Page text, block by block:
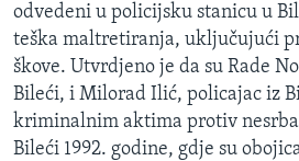
MAGAZIN
O GLASU AMERIKE
Learning English
odvedeni u policijsku stanicu u
teška maltretiranja, uključujući
škove. Utvrdjeno je da su Rade
Bileći, i Milorad Ilić, policajac iz
kriminalnim aktima protiv
Bileći 1992. godine, gdje su